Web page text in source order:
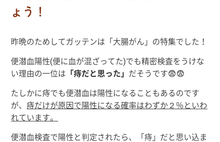
ょう！
昨晩のためしてガッテンは「大腸がん」の特集でした！
便潜血陽性(便に血が混ざってた)でも精密検査をうけな
い理由の一位は 「痔だと思った」 だそうです😨😨
たしかに痔でも便潜血は陽性になることもあるのです
が、痔だけが原因で陽性になる確率はわずか２％といわ
れています。
便潜血検査で陽性と判定されたら、「痔」だと思い込ま